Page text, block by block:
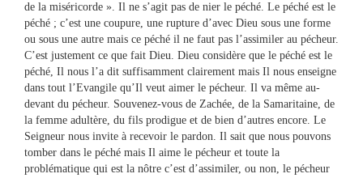
de la miséricorde ». Il ne s’agit pas de nier le péché. Le péché est le
péché ; c’est une coupure, une rupture d’avec Dieu sous une forme
ou sous une autre mais ce péché il ne faut pas l’assimiler au pécheur.
C’est justement ce que fait Dieu. Dieu considère que le péché est le
péché, Il nous l’a dit suffisamment clairement mais Il nous enseigne
dans tout l’Evangile qu’Il veut aimer le pécheur. Il va même au-
devant du pécheur. Souvenez-vous de Zachée, de la Samaritaine, de
la femme adultère, du fils prodigue et de bien d’autres encore. Le
Seigneur nous invite à recevoir le pardon. Il sait que nous pouvons
tomber dans le péché mais Il aime le pécheur et toute la
problématique qui est la nôtre c’est d’assimiler, ou non, le pécheur